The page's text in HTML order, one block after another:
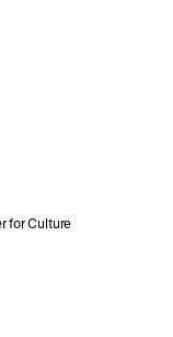
for Culture